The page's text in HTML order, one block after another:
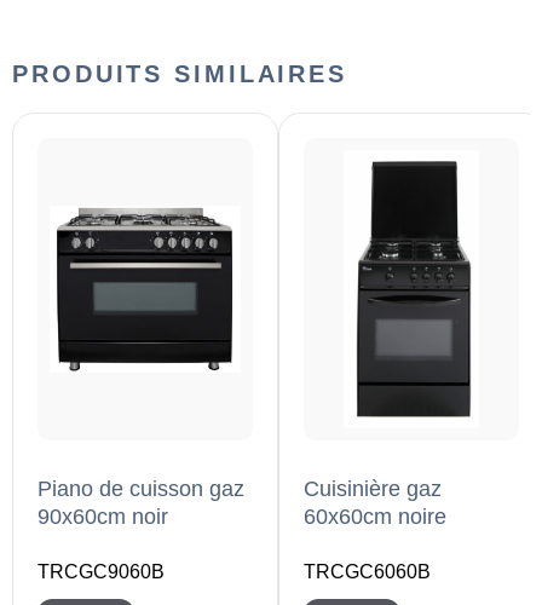
PRODUITS SIMILAIRES
Piano de cuisson gaz
90x60cm noir
TRCGC9060B
Cuisinière gaz
60x60cm noire
TRCGC6060B